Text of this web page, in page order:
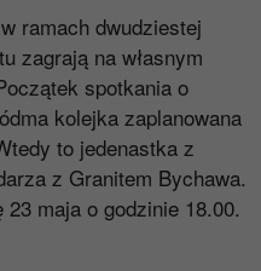
ramach dwudziestej
zagrają na własnym
spotkania o
kolejka zaplanowana
to jedenastka z
z Granitem Bychawa.
maja o godzinie 18.00.